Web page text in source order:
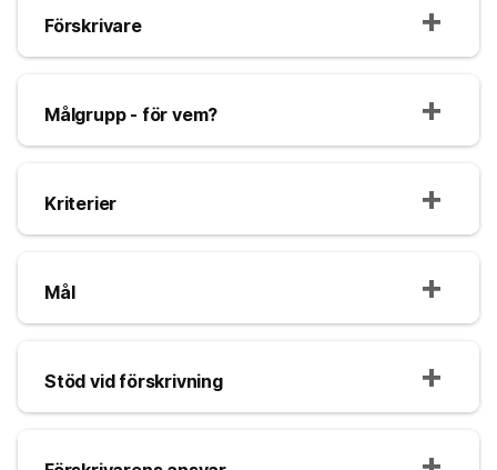
Förskrivare
Målgrupp - för vem?
Kriterier
Mål
Stöd vid förskrivning